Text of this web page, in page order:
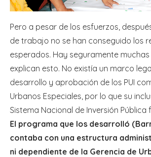
Pero a pesar de los esfuerzos,
de trabajo no se han conseguido los
esperados. Hay seguramente
explican esto. No existía un marco
desarrollo y aprobación de los PUI
Urbanos Especiales, por lo que su
Sistema Nacional de Inversión Pública
El programa que los desarrolló
contaba con una estructura
ni dependiente de la Gerencia de